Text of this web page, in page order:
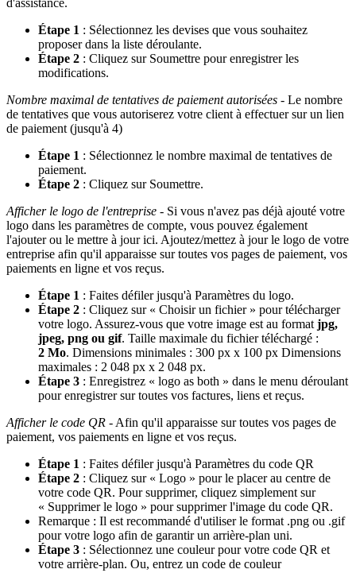
d'assistance.
Étape 1 : Sélectionnez les devises que vous souhaitez
proposer dans la liste déroulante.
Étape 2 : Cliquez sur Soumettre pour enregistrer les
modifications.
Nombre maximal de tentatives de paiement autorisées - Le nombre
de tentatives que vous autoriserez votre client à effectuer sur un lien
de paiement (jusqu'à 4)
Étape 1 : Sélectionnez le nombre maximal de tentatives de
paiement.
Étape 2 : Cliquez sur Soumettre.
Afficher le logo de l'entreprise - Si vous n'avez pas déjà ajouté votre
logo dans les paramètres de compte, vous pouvez également
l'ajouter ou le mettre à jour ici. Ajoutez/mettez à jour le logo de votre
entreprise afin qu'il apparaisse sur toutes vos pages de paiement, vos
paiements en ligne et vos reçus.
Étape 1 : Faites défiler jusqu'à Paramètres du logo.
Étape 2 : Cliquez sur « Choisir un fichier » pour télécharger
votre logo. Assurez-vous que votre image est au format jpg,
jpeg, png ou gif. Taille maximale du fichier téléchargé :
2 Mo. Dimensions minimales : 300 px x 100 px Dimensions
maximales : 2 048 px x 2 048 px.
Étape 3 : Enregistrez « logo as both » dans le menu déroulant
pour enregistrer sur toutes vos factures, liens et reçus.
Afficher le code QR - Afin qu'il apparaisse sur toutes vos pages de
paiement, vos paiements en ligne et vos reçus.
Étape 1 : Faites défiler jusqu'à Paramètres du code QR
Étape 2 : Cliquez sur « Logo » pour le placer au centre de
votre code QR. Pour supprimer, cliquez simplement sur
« Supprimer le logo » pour supprimer l'image du code QR.
Remarque : Il est recommandé d'utiliser le format .png ou .gif
pour votre logo afin de garantir un arrière-plan uni.
Étape 3 : Sélectionnez une couleur pour votre code QR et
votre arrière-plan. Ou, entrez un code de couleur